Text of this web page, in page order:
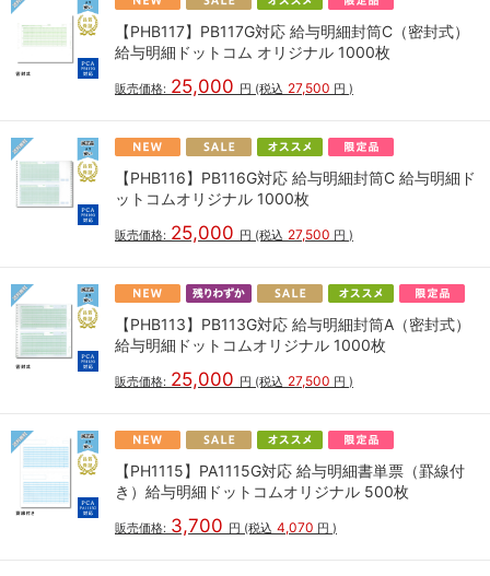
【PHB117】PB117G対応 給与明細封筒C（密封式）
給与明細ドットコム オリジナル 1000枚
販売価格: 25,000 円 (税込 27,500 円 )
【PHB116】PB116G対応 給与明細封筒C 給与明細ド
ットコムオリジナル 1000枚
販売価格: 25,000 円 (税込 27,500 円 )
【PHB113】PB113G対応 給与明細封筒A（密封式）
給与明細ドットコムオリジナル 1000枚
販売価格: 25,000 円 (税込 27,500 円 )
【PH1115】PA1115G対応 給与明細書単票（罫線付
き）給与明細ドットコムオリジナル 500枚
販売価格: 3,700 円 (税込 4,070 円 )